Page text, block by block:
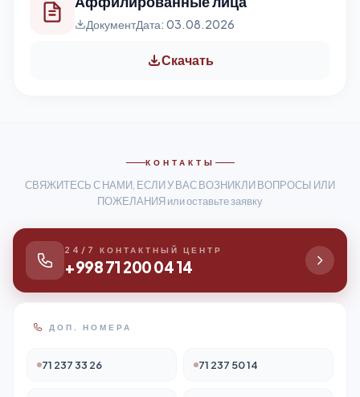
ДокументДата: 03.08.2026
Скачать
КОНТАКТЫ
СВЯЖИТЕСЬ С НАМИ, ЕСЛИ У ВАС ВОЗНИКЛИ ВОПРОСЫ ИЛИ
ПОЖЕЛАНИЯ или оставьте заявку
24/7 КОНТАКТНЫЙ ЦЕНТР
+998 71 200 04 14
ДОП. НОМЕРА
71 237 33 26 71 237 50 14